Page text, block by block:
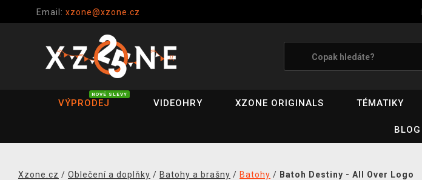
Email: xzone@xzone.cz
VÝPRODEJ
NOVÉ SLEVY
VIDEOHRY XZONE ORIGINALS TÉMATIKY
BLOG
Xzone.cz / Oblečení a doplňky / Batohy a brašny / Batohy / Batoh Destiny - All Over Logo